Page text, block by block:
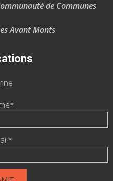
de Communes
Monts